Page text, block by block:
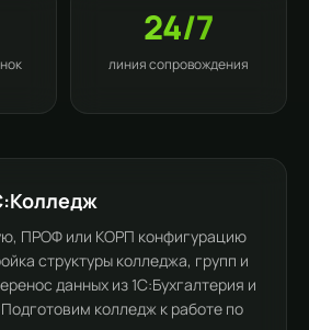
24/7
линия сопровождения
ПРОФ или КОРП конфигурацию
структуры колледжа, групп и
данных из 1С:Бухгалтерия и
колледж к работе по